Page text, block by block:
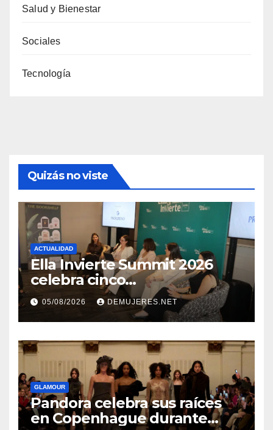
Salud y Bienestar
Sociales
Tecnología
Quizás no viste
ACTUALIDAD
Ella Invierte Summit 2026
celebra cinco
añosimpulsando a las
mujeres a construir su
independencia financiera
05/08/2026 DEMUJERES.NET
GLAMOUR
Pandora celebra sus raíces
en Copenhague durante